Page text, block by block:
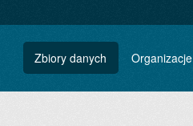
Zbiory danych Organizacje